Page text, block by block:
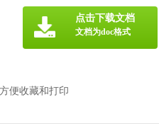
便收藏和打印
点击下载文档
文档为doc格式